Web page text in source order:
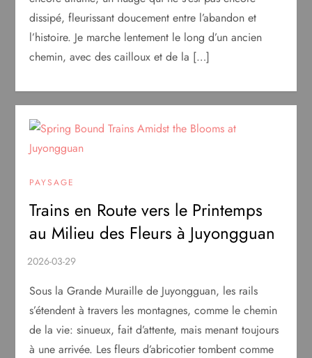
dissipé, fleurissant doucement entre l’abandon et
l’histoire. Je marche lentement le long d’un ancien
chemin, avec des cailloux et de la […]
PAYSAGE
Trains en Route vers le Printemps
au Milieu des Fleurs à Juyongguan
Sous la Grande Muraille de Juyongguan, les rails
s’étendent à travers les montagnes, comme le chemin
de la vie: sinueux, fait d’attente, mais menant toujours
à une arrivée. Les fleurs d’abricotier tombent comme